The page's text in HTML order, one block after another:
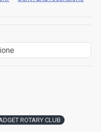
ROTARY CLUB